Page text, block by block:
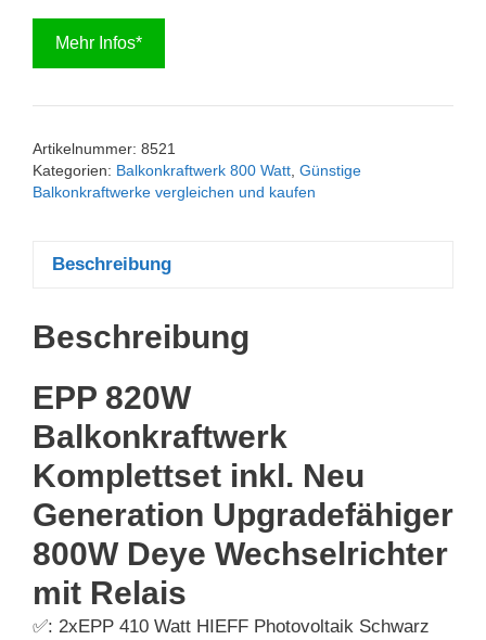
Mehr Infos*
Artikelnummer: 8521
Kategorien: Balkonkraftwerk 800 Watt Günstige
Balkonkraftwerke vergleichen und kaufen
Beschreibung
Beschreibung
EPP 820W
Balkonkraftwerk
Komplettset inkl. Neu
Generation Upgradefähiger
800W Deye Wechselrichter
mit Relais
✅: 2xEPP 410 Watt HIEFF Photovoltaik Schwarz